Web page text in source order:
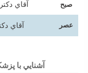
صبح آقاي
عصر آقاي
آشنايي با